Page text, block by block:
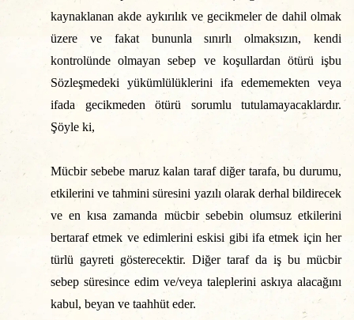
kaynaklanan akde aykırılık ve gecikmeler de dahil olmak
üzere ve fakat bununla sınırlı olmaksızın, kendi
kontrolünde olmayan sebep ve koşullardan ötürü işbu
Sözleşmedeki yükümlülüklerini ifa edememekten veya
ifada gecikmeden ötürü sorumlu tutulamayacaklardır.
Şöyle ki,
Mücbir sebebe maruz kalan taraf diğer tarafa, bu durumu,
etkilerini ve tahmini süresini yazılı olarak derhal bildirecek
ve en kısa zamanda mücbir sebebin olumsuz etkilerini
bertaraf etmek ve edimlerini eskisi gibi ifa etmek için her
türlü gayreti gösterecektir. Diğer taraf da iş bu mücbir
sebep süresince edim ve/veya taleplerini askıya alacağını
kabul, beyan ve taahhüt eder.